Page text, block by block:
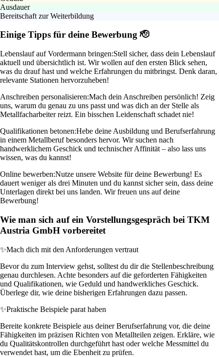
Ausdauer
Bereitschaft zur Weiterbildung
Einige Tipps für deine Bewerbung 🫡
Lebenslauf auf Vordermann bringen:Stell sicher, dass dein Lebenslauf
aktuell und übersichtlich ist. Wir wollen auf den ersten Blick sehen,
was du drauf hast und welche Erfahrungen du mitbringst. Denk daran,
relevante Stationen hervorzuheben!
Anschreiben personalisieren:Mach dein Anschreiben persönlich! Zeig
uns, warum du genau zu uns passt und was dich an der Stelle als
Metallfacharbeiter reizt. Ein bisschen Leidenschaft schadet nie!
Qualifikationen betonen:Hebe deine Ausbildung und Berufserfahrung
in einem Metallberuf besonders hervor. Wir suchen nach
handwerklichem Geschick und technischer Affinität – also lass uns
wissen, was du kannst!
Online bewerben:Nutze unsere Website für deine Bewerbung! Es
dauert weniger als drei Minuten und du kannst sicher sein, dass deine
Unterlagen direkt bei uns landen. Wir freuen uns auf deine
Bewerbung!
Wie man sich auf ein Vorstellungsgespräch bei TKM
Austria GmbH vorbereitet
✨Mach dich mit den Anforderungen vertraut
Bevor du zum Interview gehst, solltest du dir die Stellenbeschreibung
genau durchlesen. Achte besonders auf die geforderten Fähigkeiten
und Qualifikationen, wie Geduld und handwerkliches Geschick.
Überlege dir, wie deine bisherigen Erfahrungen dazu passen.
✨Praktische Beispiele parat haben
Bereite konkrete Beispiele aus deiner Berufserfahrung vor, die deine
Fähigkeiten im präzisen Richten von Metallteilen zeigen. Erkläre, wie
du Qualitätskontrollen durchgeführt hast oder welche Messmittel du
verwendet hast, um die Ebenheit zu prüfen.